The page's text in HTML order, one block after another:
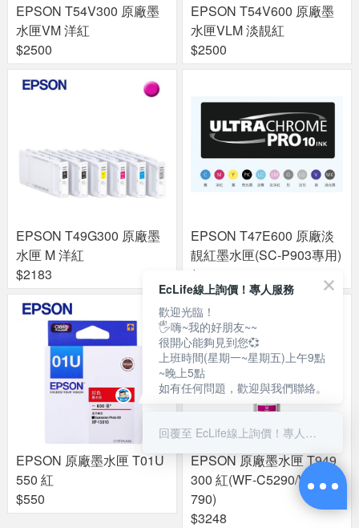
EPSON T54V300 原廠墨
水匣VM 洋紅
$2500
EPSON T54V600 原廠墨
水匣VLM 淡靚紅
$2500
EPSON T49G300 原廠墨
水匣 M 洋紅
$2183
EPSON T47E600 原廠淡
靚紅墨水匣(SC-P903專用)
$1452
EPSON 原廠墨水匣 T01U
550 紅
$550
EPSON 原廠墨水匣 T949
300 紅(WF-C5290/WF-C5
790)
$3248
EcLife線上詢價！專人服務
歡迎光臨！
🖐嗨~我的好朋友~~
很開心能夠見到您💞
上班時間(星期一~星期五)上午9點
~晚上5點
如有任何問題，歡迎與我們聯絡。
回覆至 EcLife線上詢價！專人服務